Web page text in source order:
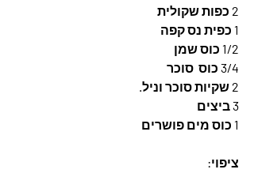
2 כפות שקולית
1 כפית נס קפה
1/2 כוס שמן
3/4 כוס  סוכר
2 שקיות סוכר וניל.
3 ביצים
1 כוס מים פושרים
ציפוי: